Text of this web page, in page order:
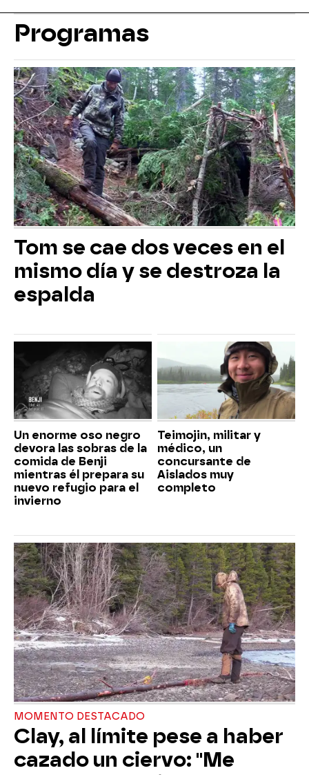
Programas
Tom se cae dos veces en el
mismo día y se destroza la
espalda
Un enorme oso negro
devora las sobras de la
comida de Benji
mientras él prepara su
nuevo refugio para el
invierno
Teimojin, militar y
médico, un
concursante de
Aislados muy
completo
MOMENTO DESTACADO
Clay, al límite pese a haber
cazado un ciervo: "Me